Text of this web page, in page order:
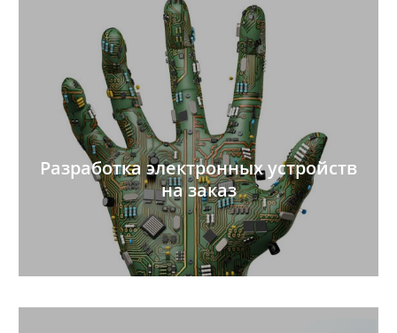
Разработка электронных устройств
на заказ